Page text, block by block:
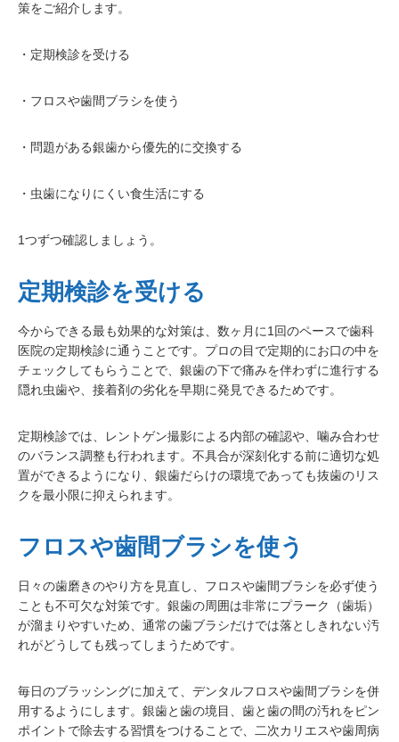
策をご紹介します。
・定期検診を受ける
・フロスや歯間ブラシを使う
・問題がある銀歯から優先的に交換する
・虫歯になりにくい食生活にする
1つずつ確認しましょう。
定期検診を受ける
今からできる最も効果的な対策は、数ヶ月に1回のペースで歯科
医院の定期検診に通うことです。プロの目で定期的にお口の中を
チェックしてもらうことで、銀歯の下で痛みを伴わずに進行する
隠れ虫歯や、接着剤の劣化を早期に発見できるためです。
定期検診では、レントゲン撮影による内部の確認や、噛み合わせ
のバランス調整も行われます。不具合が深刻化する前に適切な処
置ができるようになり、銀歯だらけの環境であっても抜歯のリス
クを最小限に抑えられます。
フロスや歯間ブラシを使う
日々の歯磨きのやり方を見直し、フロスや歯間ブラシを必ず使う
ことも不可欠な対策です。銀歯の周囲は非常にプラーク（歯垢）
が溜まりやすいため、通常の歯ブラシだけでは落としきれない汚
れがどうしても残ってしまうためです。
毎日のブラッシングに加えて、デンタルフロスや歯間ブラシを併
用するようにします。銀歯と歯の境目、歯と歯の間の汚れをピン
ポイントで除去する習慣をつけることで、二次カリエスや歯周病